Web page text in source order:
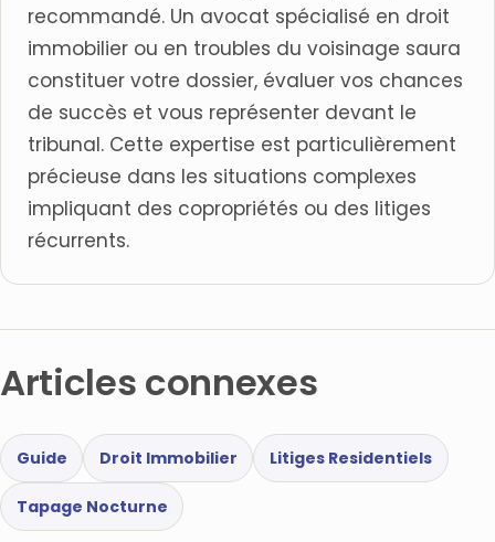
recommandé. Un avocat spécialisé en droit
immobilier ou en troubles du voisinage saura
constituer votre dossier, évaluer vos chances
de succès et vous représenter devant le
tribunal. Cette expertise est particulièrement
précieuse dans les situations complexes
impliquant des copropriétés ou des litiges
récurrents.
Articles connexes
Guide Droit Immobilier Litiges Residentiels
Tapage Nocturne